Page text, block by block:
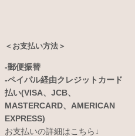
＜お支払い方法＞
-郵便振替
-ペイパル経由クレジットカード
払い(VISA、JCB、
MASTERCARD、AMERICAN
EXPRESS)
お支払いの詳細はこちら↓